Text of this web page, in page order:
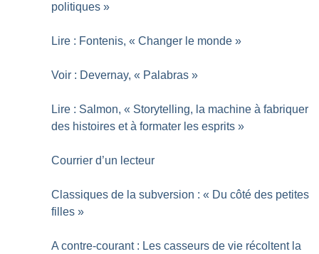
politiques »
Lire : Fontenis, « Changer le monde »
Voir : Devernay, « Palabras »
Lire : Salmon, « Storytelling, la machine à fabriquer
des histoires et à formater les esprits »
Courrier d’un lecteur
Classiques de la subversion : « Du côté des petites
filles »
A contre-courant : Les casseurs de vie récoltent la